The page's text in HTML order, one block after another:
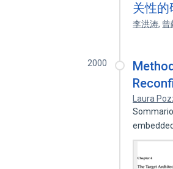
关性的
李洪涛, 曾
2000
Laura